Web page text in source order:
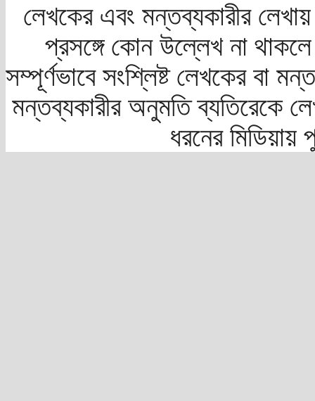
লেখকের এবং মন্তব্যকারীর
প্রসঙ্গে কোন উল্লেখ না
সম্পূর্ণভাবে সংশ্লিষ্ট লেখকের বা
মন্তব্যকারীর অনুমতি ব্যতিরেকে
ধরনের মিডিয়ায়